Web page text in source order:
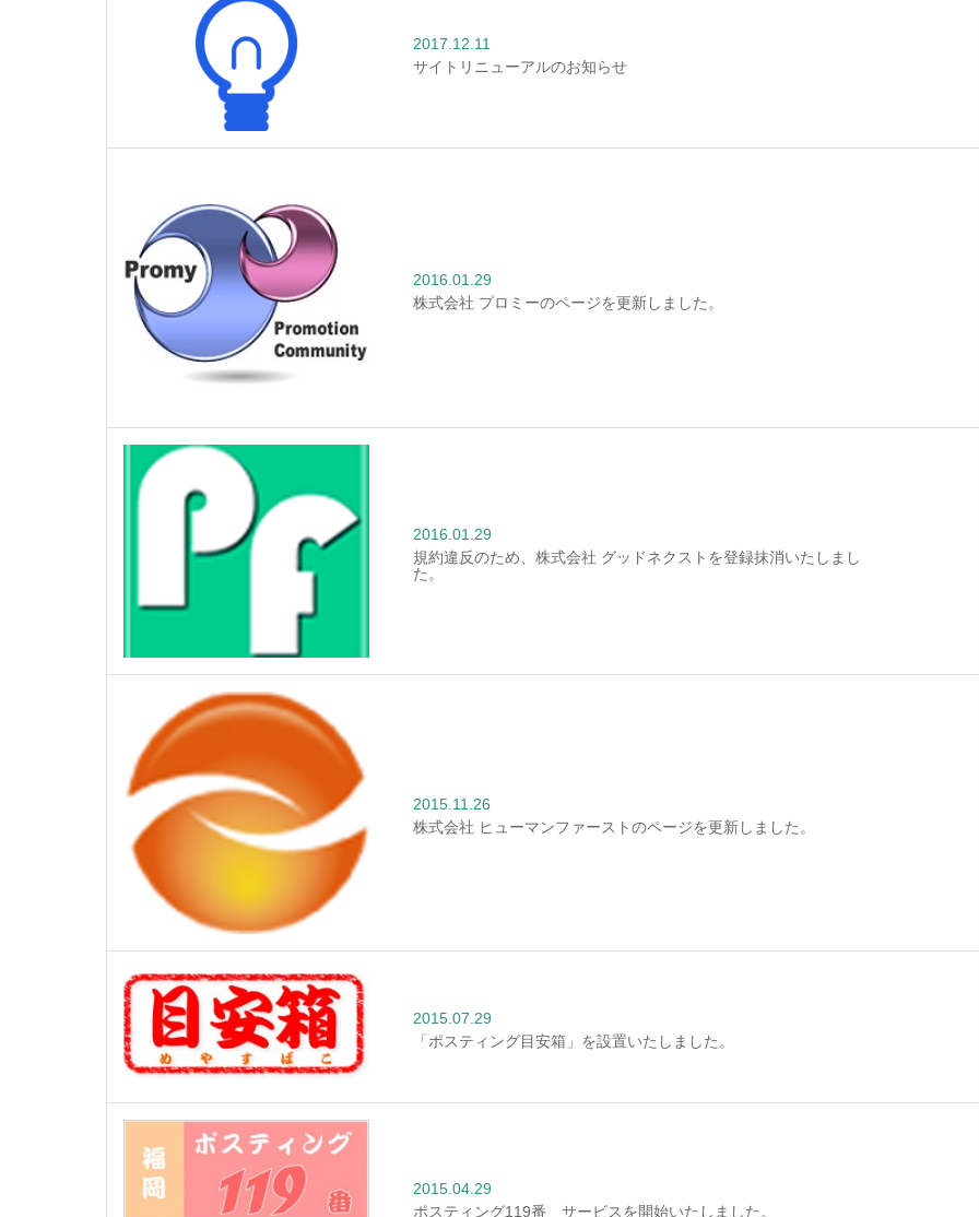
2017.12.11
サイトリニューアルのお知らせ
2016.01.29
株式会社 プロミーのページを更新しました。
2016.01.29
規約違反のため、株式会社 グッドネクストを登録抹消いたしまし
た。
2015.11.26
株式会社 ヒューマンファーストのページを更新しました。
2015.07.29
「ポスティング目安箱」を設置いたしました。
2015.04.29
ポスティング119番 サービスを開始いたしました。